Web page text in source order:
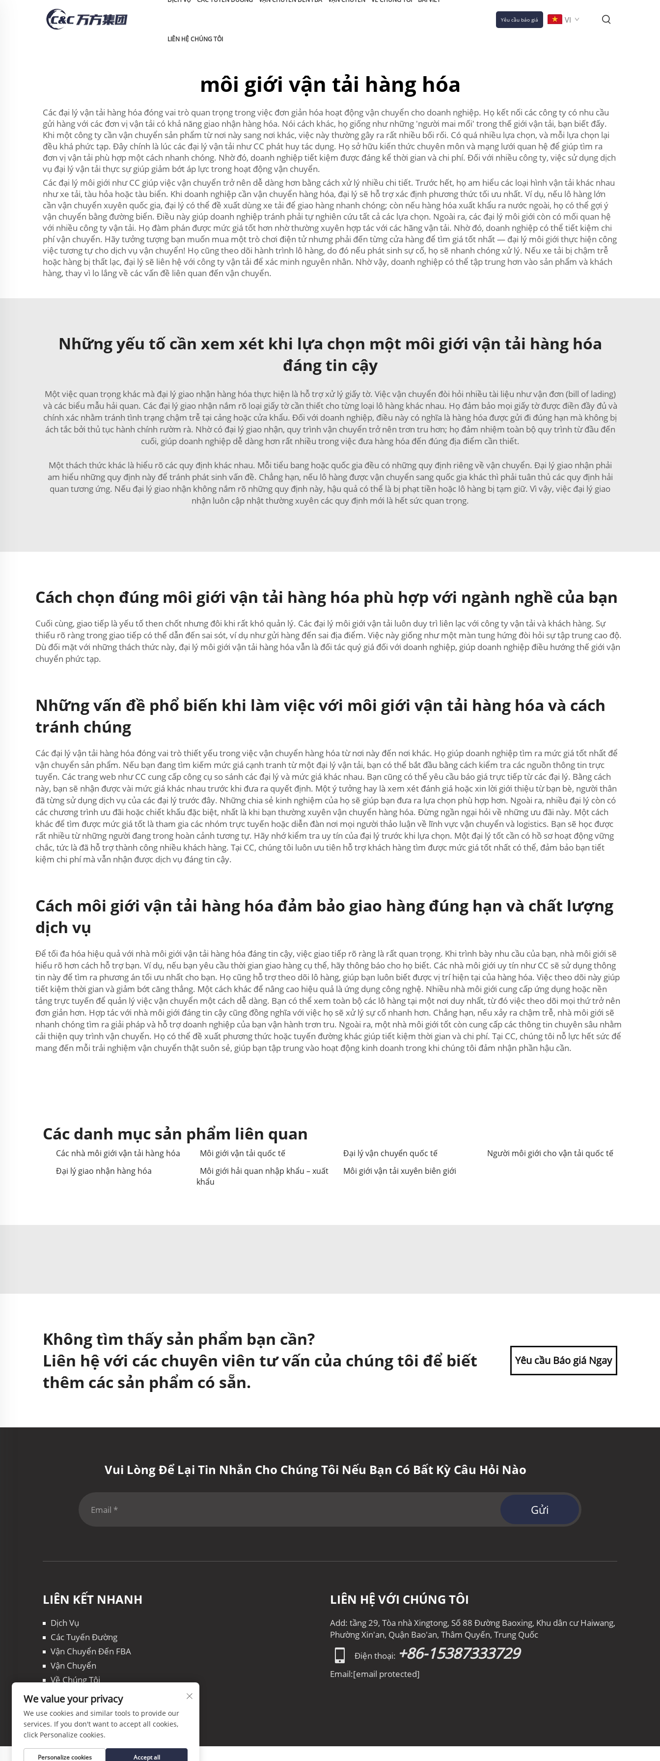
LIÊN HỆ CHÚNG TÔI
Yêu cầu báo giá VI
môi giới vận tải hàng hóa
Các đại lý vận tải hàng hóa đóng vai trò quan trọng trong việc đơn giản hóa hoạt động vận chuyển cho doanh nghiệp. Họ kết nối các công ty có nhu cầu
gửi hàng với các đơn vị vận tải có khả năng giao nhận hàng hóa. Nói cách khác, họ giống như những 'người mai mối' trong thế giới vận tải, bạn biết đấy.
Khi một công ty cần vận chuyển sản phẩm từ nơi này sang nơi khác, việc này thường gây ra rất nhiều bối rối. Có quá nhiều lựa chọn, và mỗi lựa chọn lại
đều khá phức tạp. Đây chính là lúc các đại lý vận tải như CC phát huy tác dụng. Họ sở hữu kiến thức chuyên môn và mạng lưới quan hệ để giúp tìm ra
đơn vị vận tải phù hợp một cách nhanh chóng. Nhờ đó, doanh nghiệp tiết kiệm được đáng kể thời gian và chi phí. Đối với nhiều công ty, việc sử dụng dịch
vụ đại lý vận tải thực sự giúp giảm bớt áp lực trong hoạt động vận chuyển.
Các đại lý môi giới như CC giúp việc vận chuyển trở nên dễ dàng hơn bằng cách xử lý nhiều chi tiết. Trước hết, họ am hiểu các loại hình vận tải khác nhau
như xe tải, tàu hỏa hoặc tàu biển. Khi doanh nghiệp cần vận chuyển hàng hóa, đại lý sẽ hỗ trợ xác định phương thức tối ưu nhất. Ví dụ, nếu lô hàng lớn
cần vận chuyển xuyên quốc gia, đại lý có thể đề xuất dùng xe tải để giao hàng nhanh chóng; còn nếu hàng hóa xuất khẩu ra nước ngoài, họ có thể gợi ý
vận chuyển bằng đường biển. Điều này giúp doanh nghiệp tránh phải tự nghiên cứu tất cả các lựa chọn. Ngoài ra, các đại lý môi giới còn có mối quan hệ
với nhiều công ty vận tải. Họ đàm phán được mức giá tốt hơn nhờ thường xuyên hợp tác với các hãng vận tải. Nhờ đó, doanh nghiệp có thể tiết kiệm chi
phí vận chuyển. Hãy tưởng tượng bạn muốn mua một trò chơi điện tử nhưng phải đến từng cửa hàng để tìm giá tốt nhất — đại lý môi giới thực hiện công
việc tương tự cho dịch vụ vận chuyển! Họ cũng theo dõi hành trình lô hàng, do đó nếu phát sinh sự cố, họ sẽ nhanh chóng xử lý. Nếu xe tải bị chậm trễ
hoặc hàng bị thất lạc, đại lý sẽ liên hệ với công ty vận tải để xác minh nguyên nhân. Nhờ vậy, doanh nghiệp có thể tập trung hơn vào sản phẩm và khách
hàng, thay vì lo lắng về các vấn đề liên quan đến vận chuyển.
Những yếu tố cần xem xét khi lựa chọn một môi giới vận tải hàng hóa
đáng tin cậy
Một việc quan trọng khác mà đại lý giao nhận hàng hóa thực hiện là hỗ trợ xử lý giấy tờ. Việc vận chuyển đòi hỏi nhiều tài liệu như vận đơn (bill of lading)
và các biểu mẫu hải quan. Các đại lý giao nhận nắm rõ loại giấy tờ cần thiết cho từng loại lô hàng khác nhau. Họ đảm bảo mọi giấy tờ được điền đầy đủ và
chính xác nhằm tránh tình trạng chậm trễ tại cảng hoặc cửa khẩu. Đối với doanh nghiệp, điều này có nghĩa là hàng hóa được gửi đi đúng hạn mà không bị
ách tắc bởi thủ tục hành chính rườm rà. Nhờ có đại lý giao nhận, quy trình vận chuyển trở nên trơn tru hơn; họ đảm nhiệm toàn bộ quy trình từ đầu đến
cuối, giúp doanh nghiệp dễ dàng hơn rất nhiều trong việc đưa hàng hóa đến đúng địa điểm cần thiết.
Một thách thức khác là hiểu rõ các quy định khác nhau. Mỗi tiểu bang hoặc quốc gia đều có những quy định riêng về vận chuyển. Đại lý giao nhận phải
am hiểu những quy định này để tránh phát sinh vấn đề. Chẳng hạn, nếu lô hàng được vận chuyển sang quốc gia khác thì phải tuân thủ các quy định hải
quan tương ứng. Nếu đại lý giao nhận không nắm rõ những quy định này, hậu quả có thể là bị phạt tiền hoặc lô hàng bị tạm giữ. Vì vậy, việc đại lý giao
nhận luôn cập nhật thường xuyên các quy định mới là hết sức quan trọng.
Cách chọn đúng môi giới vận tải hàng hóa phù hợp với ngành nghề của bạn
Cuối cùng, giao tiếp là yếu tố then chốt nhưng đôi khi rất khó quản lý. Các đại lý môi giới vận tải luôn duy trì liên lạc với công ty vận tải và khách hàng. Sự
thiếu rõ ràng trong giao tiếp có thể dẫn đến sai sót, ví dụ như gửi hàng đến sai địa điểm. Việc này giống như một màn tung hứng đòi hỏi sự tập trung cao độ.
Dù đối mặt với những thách thức này, đại lý môi giới vận tải hàng hóa vẫn là đối tác quý giá đối với doanh nghiệp, giúp doanh nghiệp điều hướng thế giới vận
chuyển phức tạp.
Những vấn đề phổ biến khi làm việc với môi giới vận tải hàng hóa và cách
tránh chúng
Các đại lý vận tải hàng hóa đóng vai trò thiết yếu trong việc vận chuyển hàng hóa từ nơi này đến nơi khác. Họ giúp doanh nghiệp tìm ra mức giá tốt nhất để
vận chuyển sản phẩm. Nếu bạn đang tìm kiếm mức giá cạnh tranh từ một đại lý vận tải, bạn có thể bắt đầu bằng cách kiểm tra các nguồn thông tin trực
tuyến. Các trang web như CC cung cấp công cụ so sánh các đại lý và mức giá khác nhau. Bạn cũng có thể yêu cầu báo giá trực tiếp từ các đại lý. Bằng cách
này, bạn sẽ nhận được vài mức giá khác nhau trước khi đưa ra quyết định. Một ý tưởng hay là xem xét đánh giá hoặc xin lời giới thiệu từ bạn bè, người thân
đã từng sử dụng dịch vụ của các đại lý trước đây. Những chia sẻ kinh nghiệm của họ sẽ giúp bạn đưa ra lựa chọn phù hợp hơn. Ngoài ra, nhiều đại lý còn có
các chương trình ưu đãi hoặc chiết khấu đặc biệt, nhất là khi bạn thường xuyên vận chuyển hàng hóa. Đừng ngần ngại hỏi về những ưu đãi này. Một cách
khác để tìm được mức giá tốt là tham gia các nhóm trực tuyến hoặc diễn đàn nơi mọi người thảo luận về lĩnh vực vận chuyển và logistics. Bạn sẽ học được
rất nhiều từ những người đang trong hoàn cảnh tương tự. Hãy nhớ kiểm tra uy tín của đại lý trước khi lựa chọn. Một đại lý tốt cần có hồ sơ hoạt động vững
chắc, tức là đã hỗ trợ thành công nhiều khách hàng. Tại CC, chúng tôi luôn ưu tiên hỗ trợ khách hàng tìm được mức giá tốt nhất có thể, đảm bảo bạn tiết
kiệm chi phí mà vẫn nhận được dịch vụ đáng tin cậy.
Cách môi giới vận tải hàng hóa đảm bảo giao hàng đúng hạn và chất lượng
dịch vụ
Để tối đa hóa hiệu quả với nhà môi giới vận tải hàng hóa đáng tin cậy, việc giao tiếp rõ ràng là rất quan trọng. Khi trình bày nhu cầu của bạn, nhà môi giới sẽ
hiểu rõ hơn cách hỗ trợ bạn. Ví dụ, nếu bạn yêu cầu thời gian giao hàng cụ thể, hãy thông báo cho họ biết. Các nhà môi giới uy tín như CC sẽ sử dụng thông
tin này để tìm ra phương án tối ưu nhất cho bạn. Họ cũng hỗ trợ theo dõi lô hàng, giúp bạn luôn biết được vị trí hiện tại của hàng hóa. Việc theo dõi này giúp
tiết kiệm thời gian và giảm bớt căng thẳng. Một cách khác để nâng cao hiệu quả là ứng dụng công nghệ. Nhiều nhà môi giới cung cấp ứng dụng hoặc nền
tảng trực tuyến để quản lý việc vận chuyển một cách dễ dàng. Bạn có thể xem toàn bộ các lô hàng tại một nơi duy nhất, từ đó việc theo dõi mọi thứ trở nên
đơn giản hơn. Hợp tác với nhà môi giới đáng tin cậy cũng đồng nghĩa với việc họ sẽ xử lý sự cố nhanh hơn. Chẳng hạn, nếu xảy ra chậm trễ, nhà môi giới sẽ
nhanh chóng tìm ra giải pháp và hỗ trợ doanh nghiệp của bạn vận hành trơn tru. Ngoài ra, một nhà môi giới tốt còn cung cấp các thông tin chuyên sâu nhằm
cải thiện quy trình vận chuyển. Họ có thể đề xuất phương thức hoặc tuyến đường khác giúp tiết kiệm thời gian và chi phí. Tại CC, chúng tôi nỗ lực hết sức để
mang đến mỗi trải nghiệm vận chuyển thật suôn sẻ, giúp bạn tập trung vào hoạt động kinh doanh trong khi chúng tôi đảm nhận phần hậu cần.
Các danh mục sản phẩm liên quan
Các nhà môi giới vận tải hàng hóa Môi giới vận tải quốc tế Đại lý vận chuyển quốc tế
Người môi giới cho vận tải quốc tế
Đại lý giao nhận hàng hóa
Môi giới hải quan nhập khẩu – xuất
khẩu
Môi giới vận tải xuyên biên giới
Không tìm thấy sản phẩm bạn cần?
Liên hệ với các chuyên viên tư vấn của chúng tôi để biết
thêm các sản phẩm có sẵn.
Yêu cầu Báo giá Ngay
Vui Lòng Để Lại Tin Nhắn Cho Chúng Tôi Nếu Bạn Có Bất Kỳ Câu Hỏi Nào
Gửi
LIÊN KẾT NHANH
Dịch Vụ
Các Tuyến Đường
Vận Chuyển Đến FBA
Vận Chuyển
Về Chúng Tôi
Bài Viết
Liên Hệ Chúng Tôi
LIÊN HỆ VỚI CHÚNG TÔI
Add: tầng 29, Tòa nhà Xingtong, Số 88 Đường Baoxing, Khu dân cư Haiwang,
Phường Xin'an, Quận Bao'an, Thâm Quyến, Trung Quốc
Điện thoại: +86-15387333729
Email:[email protected]
We value your privacy
We use cookies and similar tools to provide our
services. If you don't want to accept all cookies,
click Personalize cookies.
Personalize cookies Accept all